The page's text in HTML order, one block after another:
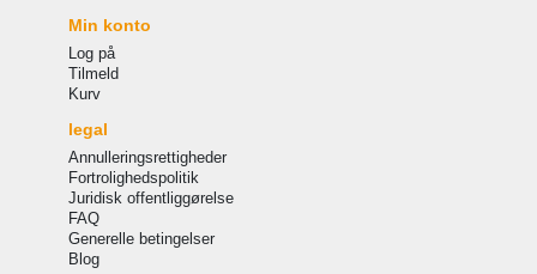
Min konto
Log på
Tilmeld
Kurv
legal
Annulleringsrettigheder
Fortrolighedspolitik
Juridisk offentliggørelse
FAQ
Generelle betingelser
Blog